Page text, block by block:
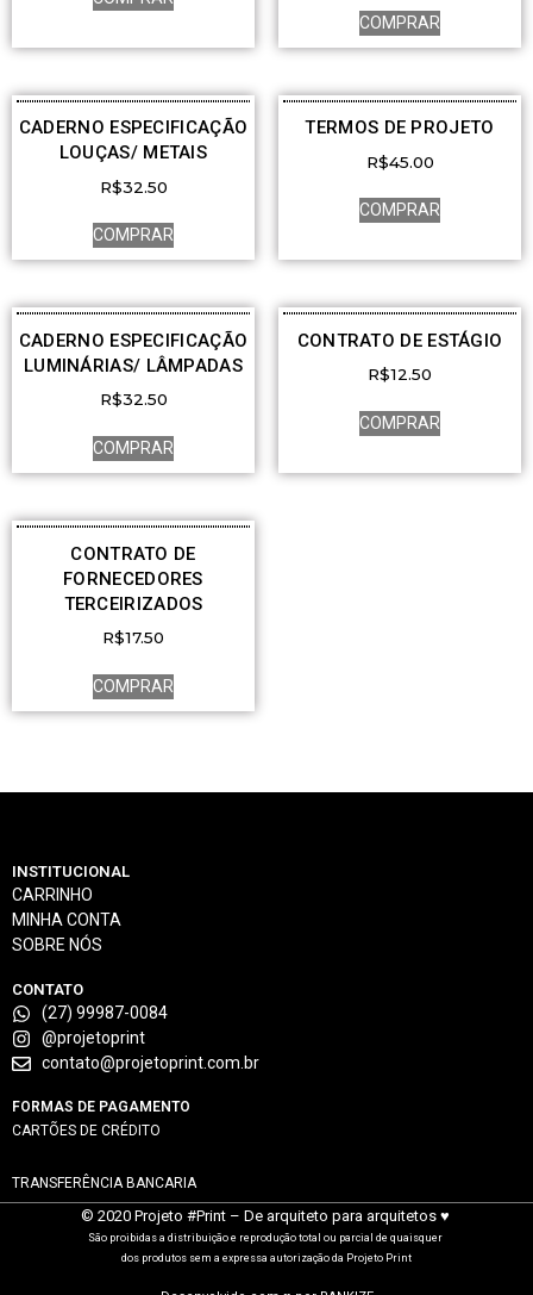
COMPRAR
CADERNO ESPECIFICAÇÃO
LOUÇAS/ METAIS
R$32.50
COMPRAR
TERMOS DE PROJETO
R$45.00
COMPRAR
CADERNO ESPECIFICAÇÃO
LUMINÁRIAS/ LÂMPADAS
R$32.50
COMPRAR
CONTRATO DE ESTÁGIO
R$12.50
COMPRAR
CONTRATO DE
FORNECEDORES
TERCEIRIZADOS
R$17.50
COMPRAR
INSTITUCIONAL
CARRINHO
MINHA CONTA
SOBRE NÓS
CONTATO
(27) 99987-0084
@projetoprint
contato@projetoprint.com.br
FORMAS DE PAGAMENTO
CARTÕES DE CRÉDITO
TRANSFERÊNCIA BANCARIA
© 2020 Projeto #Print – De arquiteto para arquitetos ♥
São proibidas a distribuição e reprodução total ou parcial de quaisquer
dos produtos sem a expressa autorização da Projeto Print